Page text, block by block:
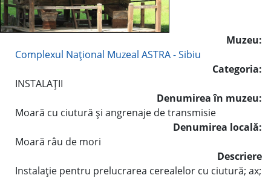
Muzeu:
Complexul Naţional Muzeal ASTRA - Sibiu
Categoria:
INSTALAŢII
Denumirea în muzeu:
Moară cu ciutură şi angrenaje de transmisie
Denumirea locală:
Moară râu de mori
Descriere
Instalaţie pentru prelucrarea cerealelor cu ciutură; ax;